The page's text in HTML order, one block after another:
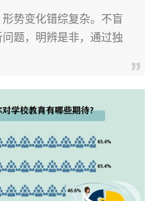
势变化错综复杂。不盲
题，明辨是非，通过独